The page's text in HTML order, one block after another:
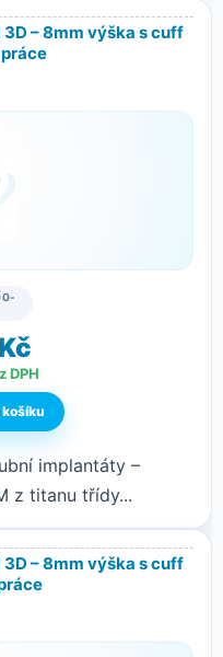
kanálu
zlepší
Multi-unit
zatížení se
široký
sortiment
– 8mm výška s cuff
DPH
implantáty –
z titanu třídy...
– 8mm výška s cuff